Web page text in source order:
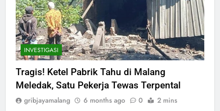
INVESTIGASI
Tragis! Ketel Pabrik Tahu di Malang
Meledak, Satu Pekerja Tewas Terpental
gribjayamalang 6 months ago 0 2 mins